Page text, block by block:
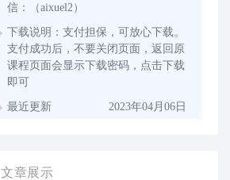
信：（aixuel2）
下载说明：支付担保，可放心下载。
支付成功后，不要关闭页面，返回原
课程页面会显示下载密码，点击下载
即可
最近更新 2023年04月06日
文章展示